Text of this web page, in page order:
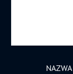
NAZWA